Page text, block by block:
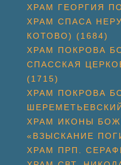
ХРАМ ГЕОРГИЯ
ХРАМ СПАСА
КОТОВО) (1684)
ХРАМ ПОКРОВА
СПАССКАЯ
(1715)
ХРАМ ПОКРОВА
ХРАМ ИКОНЫ
«ВЗЫСКАНИЕ
ХРАМ ПРП.